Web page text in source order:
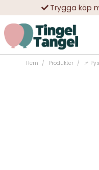
Trygga köp
10
Hem Produkter 📌